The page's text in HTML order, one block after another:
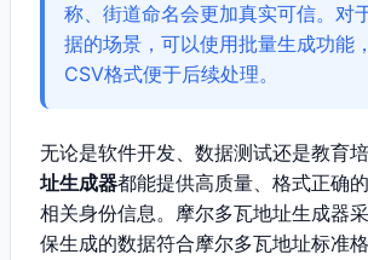
称、街道命名会更加真实可信。对
据的场景，可以使用批量生成功能
CSV格式便于后续处理。
无论是软件开发、数据测试还是教育培
址生成器都能提供高质量、格式正确
相关身份信息。摩尔多瓦地址生成器
保生成的数据符合摩尔多瓦地址标准